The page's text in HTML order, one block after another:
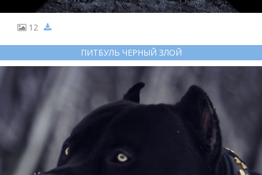
12
ПИТБУЛЬ ЧЕРНЫЙ ЗЛОЙ